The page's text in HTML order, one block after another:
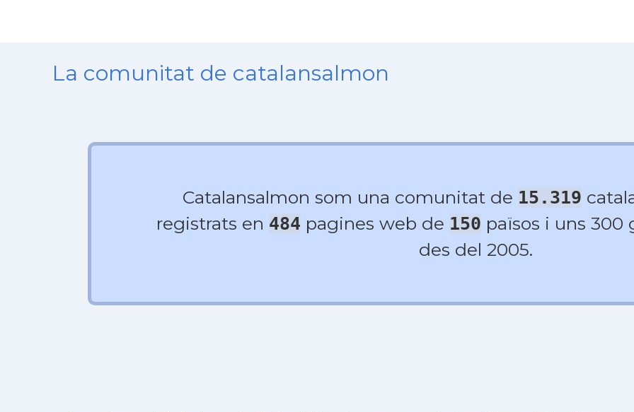
La comunitat de catalansalmon
Catalansalmon som una comunitat de 15.319
registrats en 484 pagines web de 150 països i uns 300
des del 2005.